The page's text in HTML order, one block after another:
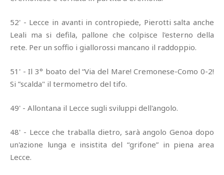
52' - Lecce in avanti in contropiede, Pierotti salta anche
Leali ma si defila, pallone che colpisce l'esterno della
rete. Per un soffio i giallorossi mancano il raddoppio.
51' - Il 3° boato del “Via del Mare! Cremonese-Como 0-2!
Si ”scalda" il termometro del tifo.
49' - Allontana il Lecce sugli sviluppi dell'angolo.
48' - Lecce che traballa dietro, sarà angolo Genoa dopo
un'azione lunga e insistita del “grifone” in piena area
Lecce.